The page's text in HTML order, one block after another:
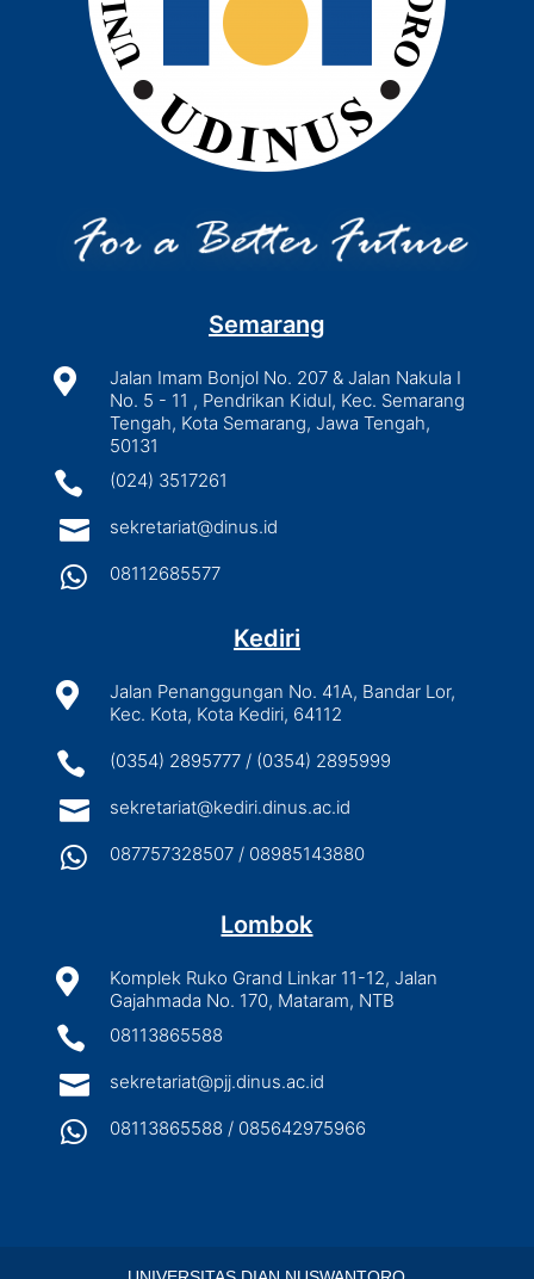
Semarang

Jalan Imam Bonjol No. 207 & Jalan Nakula I
No. 5 - 11 , Pendrikan Kidul, Kec. Semarang
Tengah, Kota Semarang, Jawa Tengah,
50131
 (024) 3517261
 sekretariat@dinus.id
 08112685577
Kediri

Jalan Penanggungan No. 41A, Bandar Lor,
Kec. Kota, Kota Kediri, 64112
 (0354) 2895777 / (0354) 2895999
 sekretariat@kediri.dinus.ac.id
 087757328507 / 08985143880
Lombok

Komplek Ruko Grand Linkar 11-12, Jalan
Gajahmada No. 170, Mataram, NTB
 08113865588
 sekretariat@pjj.dinus.ac.id
 08113865588 / 085642975966